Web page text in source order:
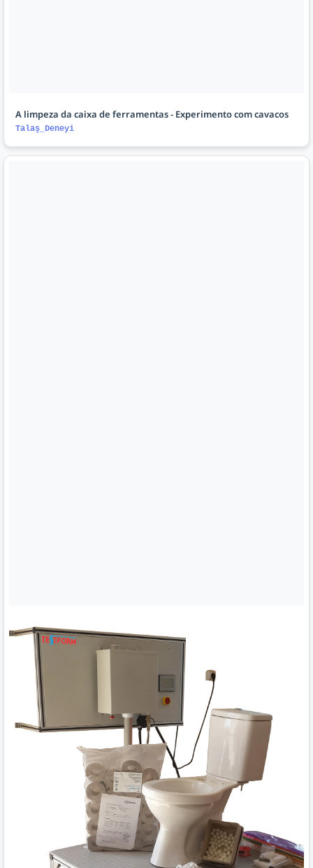
A limpeza da caixa de ferramentas - Experimento com cavacos
Talaş_Deneyi